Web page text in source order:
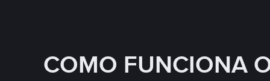
COMO FUNCIONA